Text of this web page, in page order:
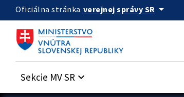
Preskocit na hlavný obsah
Oficiálna stránka verejnej správy SR arrow_drop_down
Sekcie MV SR keyboard_arrow_down